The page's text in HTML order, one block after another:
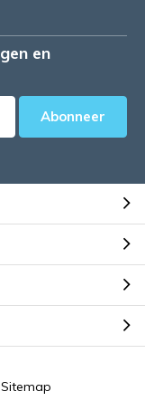
en
Abonneer
Sitemap